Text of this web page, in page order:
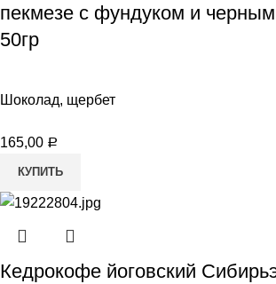
пекмезе с фундуком и
50гр
Шоколад, щербет
165,00 Р
КУПИТЬ
Кедрокофе йоговский